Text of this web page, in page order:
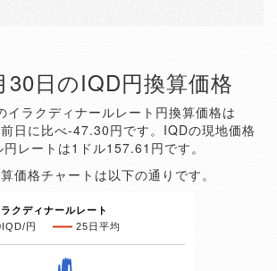
30日のIQD円換算価格
ラクディナールレート円換算価格は
日に比べ-47.30円です。IQDの現地価格
レートは1ドル157.61円です。
価格チャートは以下の通りです。
クディナールレート
円
25日平均